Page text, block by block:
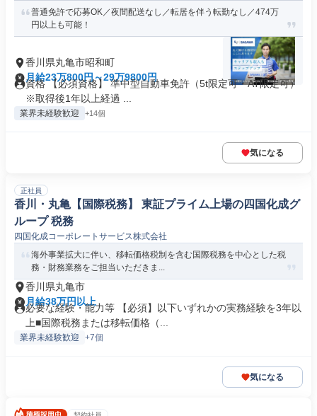
普通免許で応募OK／夜間配送なし／転居を伴う転勤なし／474万
円以上も可能！
香川県丸亀市昭和町
月給23万800円～29万9800円
資格 【必須資格】 準中型自動車免許（5t限定可・AT限定可）
※取得後1年以上経過 ...
業界未経験歓迎 +14個
気になる
正社員
香川・丸亀【国際税務】 東証プライム上場の四国化成グ
ループ 税務
四国化成コーポレートサービス株式会社
海外事業拡大に伴い、移転価格税制を含む国際税務を中心とした税
務・財務業務をご担当いただきま...
香川県丸亀市
月給38万円以上
必要な経験・能力等 【必須】以下いずれかの実務経験を3年以
上■国際税務または移転価格（...
業界未経験歓迎 +7個
気になる